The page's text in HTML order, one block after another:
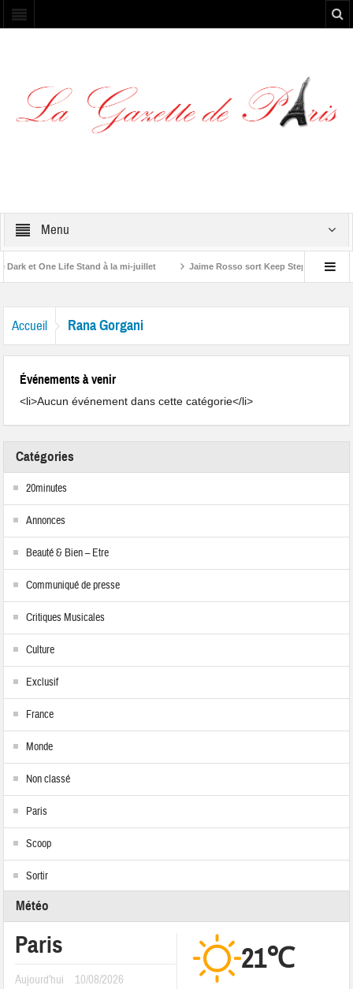
Menu
et One Life Stand à la mi-juillet Jaime Rosso sort Keep Stepping, son
Accueil Rana Gorgani
Événements à venir
<li>Aucun événement dans cette catégorie</li>
Catégories
20minutes
Annonces
Beauté & Bien – Etre
Communiqué de presse
Critiques Musicales
Culture
Exclusif
France
Monde
Non classé
Paris
Scoop
Sortir
Météo
Paris
Aujourd'hui 10/08/2026
21℃